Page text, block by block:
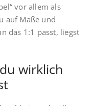
vor allem als
auf Maße und
das 1:1 passt, liegst
wirklich